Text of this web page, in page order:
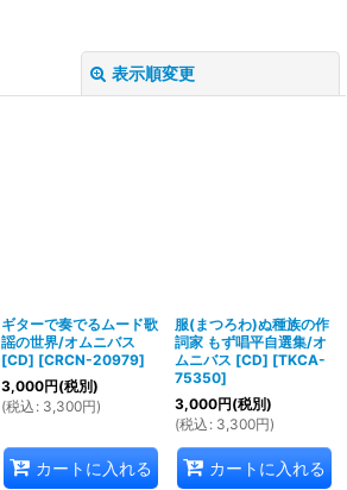
表示順変更
ギターで奏でるムード歌
謡の世界/オムニバス
[CD] [CRCN-20979]
3,000円(税別)
(税込 : 3,300円)
カートに入れる
服(まつろわ)ぬ種族の作
詞家 もず唱平自選集/オ
ムニバス [CD] [TKCA-
75350]
3,000円(税別)
(税込 : 3,300円)
カートに入れる